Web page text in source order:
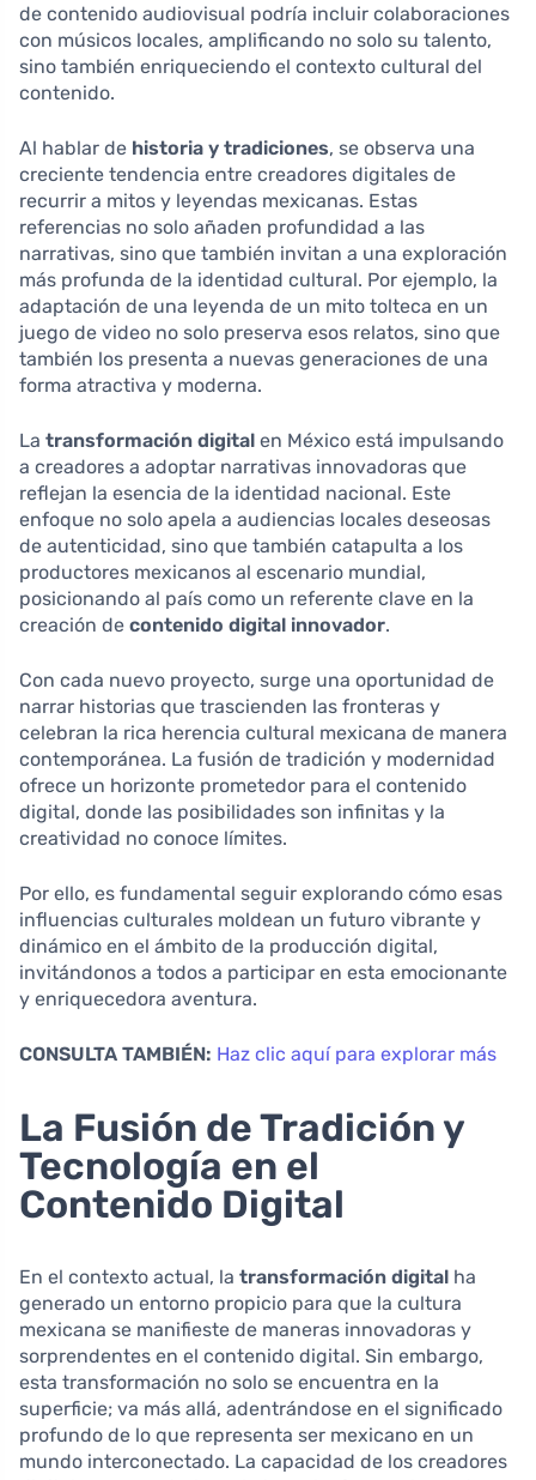
de contenido audiovisual podría incluir colaboraciones
con músicos locales, amplificando no solo su talento,
sino también enriqueciendo el contexto cultural del
contenido.
Al hablar de historia y tradiciones, se observa una
creciente tendencia entre creadores digitales de
recurrir a mitos y leyendas mexicanas. Estas
referencias no solo añaden profundidad a las
narrativas, sino que también invitan a una exploración
más profunda de la identidad cultural. Por ejemplo, la
adaptación de una leyenda de un mito tolteca en un
juego de video no solo preserva esos relatos, sino que
también los presenta a nuevas generaciones de una
forma atractiva y moderna.
La transformación digital en México está impulsando
a creadores a adoptar narrativas innovadoras que
reflejan la esencia de la identidad nacional. Este
enfoque no solo apela a audiencias locales deseosas
de autenticidad, sino que también catapulta a los
productores mexicanos al escenario mundial,
posicionando al país como un referente clave en la
creación de contenido digital innovador.
Con cada nuevo proyecto, surge una oportunidad de
narrar historias que trascienden las fronteras y
celebran la rica herencia cultural mexicana de manera
contemporánea. La fusión de tradición y modernidad
ofrece un horizonte prometedor para el contenido
digital, donde las posibilidades son infinitas y la
creatividad no conoce límites.
Por ello, es fundamental seguir explorando cómo esas
influencias culturales moldean un futuro vibrante y
dinámico en el ámbito de la producción digital,
invitándonos a todos a participar en esta emocionante
y enriquecedora aventura.
CONSULTA TAMBIÉN: Haz clic aquí para explorar más
La Fusión de Tradición y
Tecnología en el
Contenido Digital
En el contexto actual, la transformación digital ha
generado un entorno propicio para que la cultura
mexicana se manifieste de maneras innovadoras y
sorprendentes en el contenido digital. Sin embargo,
esta transformación no solo se encuentra en la
superficie; va más allá, adentrándose en el significado
profundo de lo que representa ser mexicano en un
mundo interconectado. La capacidad de los creadores